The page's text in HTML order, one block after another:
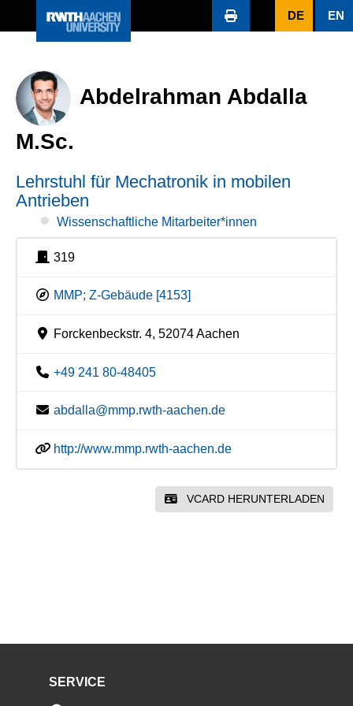
DE EN
Abdelrahman Abdalla
M.Sc.
Lehrstuhl für Mechatronik in mobilen
Antrieben
Wissenschaftliche Mitarbeiter*innen
319
MMP; Z-Gebäude [4153]
Forckenbeckstr. 4, 52074 Aachen
+49 241 80-48405
abdalla@mmp.rwth-aachen.de
http://www.mmp.rwth-aachen.de
VCARD HERUNTERLADEN
SERVICE